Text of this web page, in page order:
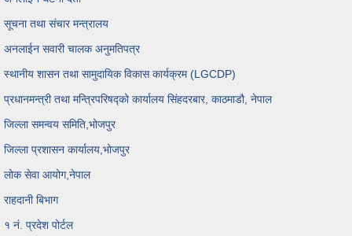
सूचना तथा संचार मन्त्रालय
अनलाईन सवारी चालक अनुमतिपत्र
स्थानीय शासन तथा सामुदायिक विकास कार्यक्रम (LGCDP)
प्रधानमन्त्री तथा मन्त्रिपरिषद्को कार्यालय सिंहदरबार, काठमाडौ, नेपाल
जिल्ला समन्वय समिति,भोजपुर
जिल्ला प्रशासन कार्यालय,भोजपुर
लोक सेवा आयोग,नेपाल
राहदानी बिभाग
१ नं. प्रदेश पोर्टल